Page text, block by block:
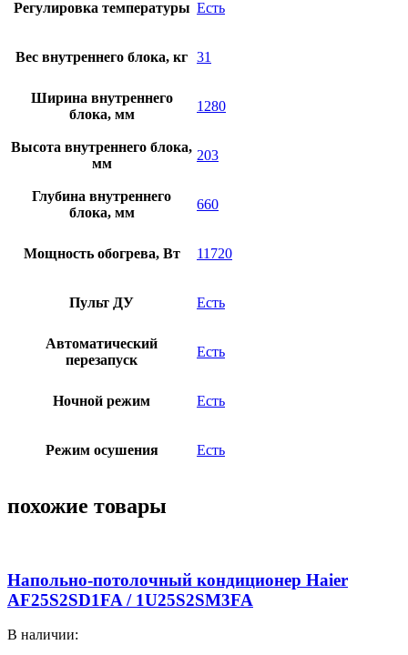
Регулировка температуры Есть
Вес внутреннего блока, кг 31
Ширина внутреннего
блока, мм
1280
Высота внутреннего блока,
мм
203
Глубина внутреннего
блока, мм
660
Мощность обогрева, Вт 11720
Пульт ДУ Есть
Автоматический
перезапуск
Есть
Ночной режим Есть
Режим осушения Есть
похожие товары
Напольно-потолочный кондиционер Haier
AF25S2SD1FA / 1U25S2SM3FA
В наличии: